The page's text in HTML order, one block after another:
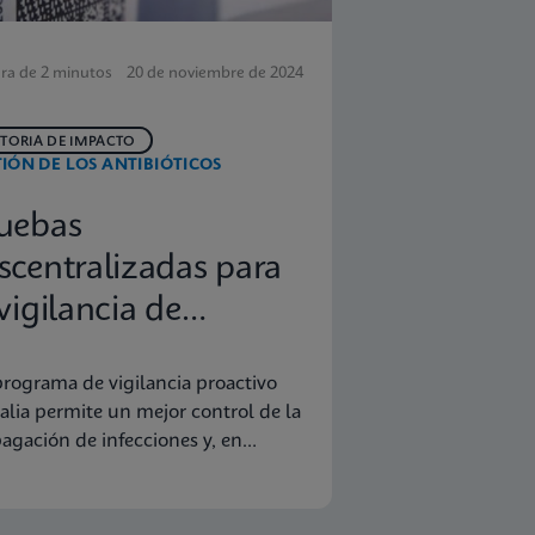
de 2 minutos 20 de noviembre de 2024
DE LOS ANTIBIÓTICOS
DE IMPACTO
para
de
de vigilancia proactivo
permite un mejor control de la
de infecciones y, en